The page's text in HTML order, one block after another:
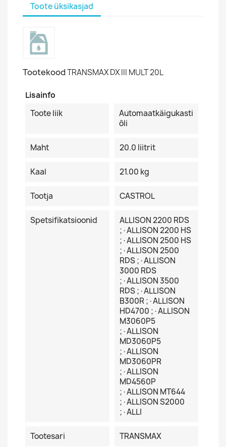
Toote üksikasjad
TootekoodTRANSMAX DX III MULT 20L
Lisainfo
Toote liik
Automaatkäigukasti
õli
Maht 20.0 Iiitrit
Kaal 21.00 kg
Tootja CASTROL
Spetsifikatsioonid
ALLISON 2200 RDS
;·ALLISON 2200 HS
;·ALLISON 2500 HS
;·ALLISON 2500
RDS ;·ALLISON
3000 RDS
;·ALLISON 3500
RDS ;·ALLISON
B300R ;·ALLISON
HD4700 ;·ALLISON
M3060P5
;·ALLISON
MD3060P5
;·ALLISON
MD3060PR
;·ALLISON
MD4560P
;·ALLISON MT644
;·ALLISON S2000
;·ALLI
Tootesari TRANSMAX